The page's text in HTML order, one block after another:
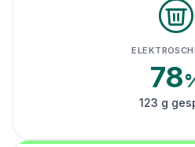
78
123 g